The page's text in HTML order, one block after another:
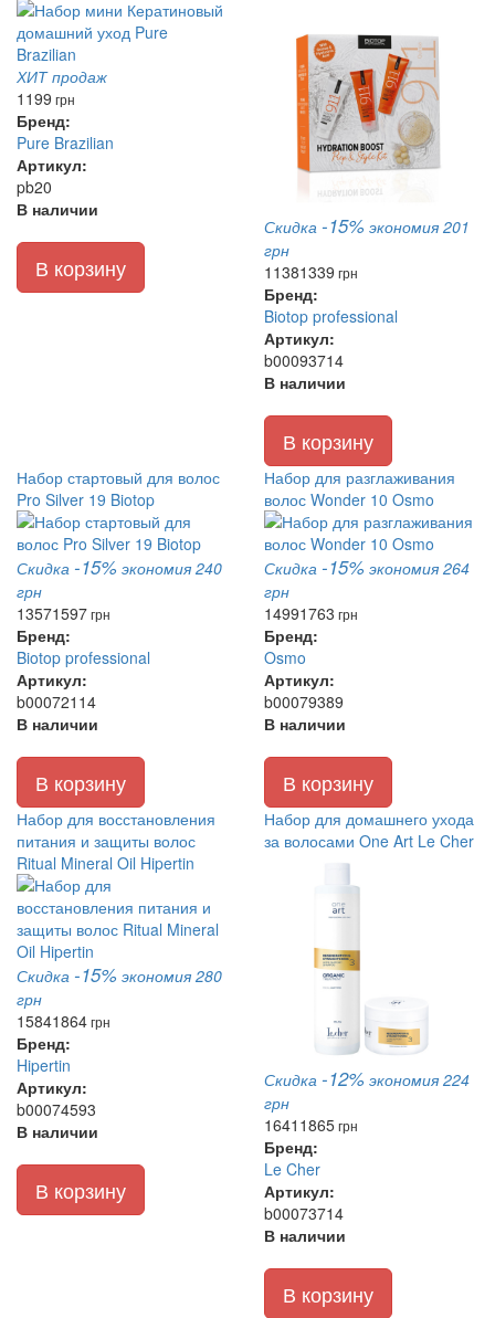
ХИТ продаж
1199 грн
Бренд:
Pure Brazilian
Артикул:
pb20
В наличии
В корзину
Скидка -15% экономия 201
грн
11381339 грн
Бренд:
Biotop professional
Артикул:
b00093714
В наличии
В корзину
Набор стартовый для волос
Pro Silver 19 Biotop
Скидка -15% экономия 240
грн
13571597грн
Бренд:
Biotop professional
Артикул:
b00072114
В наличии
В корзину
Набор для разглаживания
волос Wonder 10 Osmo
Скидка -15% экономия 264
грн
14991763 грн
Бренд:
Osmo
Артикул:
b00079389
В наличии
В корзину
Набор для восстановления
питания и защиты волос
Ritual Mineral Oil Hipertin
Скидка -15% экономия 280
грн
15841864грн
Бренд:
Hipertin
Артикул:
b00074593
В наличии
В корзину
Набор для домашнего ухода
за волосами One Art Le Cher
Скидка -12% экономия 224
грн
1641 1865грн
Бренд:
Le Cher
Артикул:
b00073714
В наличии
В корзину